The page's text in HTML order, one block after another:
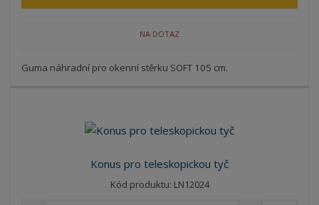
NA DOTAZ
Guma náhradní pro okenní stěrku SOFT 105 cm.
Konus pro teleskopickou tyč
Kód produktu: LN12024